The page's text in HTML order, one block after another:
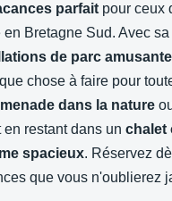
parfait pour ceux
en Bretagne Sud. Avec
de parc
chose à faire pour
dans la nature
en restant dans un chalet
spacieux. Réservez
que vous n'oublierez